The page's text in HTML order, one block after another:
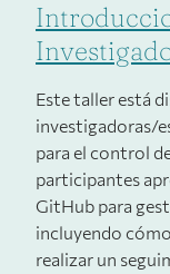
Este taller está
investigadoras/
para el control
participantes
GitHub para
incluyendo
realizar un